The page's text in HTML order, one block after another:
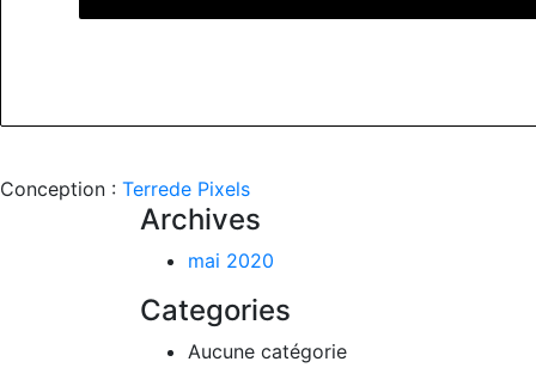
Conception : Terrede Pixels
Archives
mai 2020
Categories
Aucune catégorie